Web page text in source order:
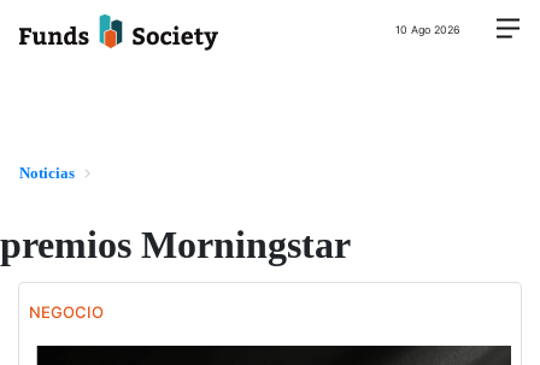
10 Ago 2026
Noticias
premios Morningstar
NEGOCIO